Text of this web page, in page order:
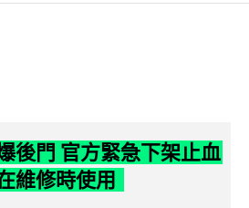
後門 官方緊急下架止血
維修時使用